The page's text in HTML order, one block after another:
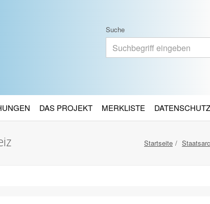
Suche
DAS PROJEKT MERKLISTE DATENSCHUTZ
Startseite